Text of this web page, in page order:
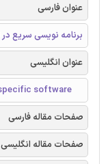
عنوان فارسی
برنامه نويسی سريع
عنوان انگلیسی
software
صفحات مقاله فارسی
صفحات مقاله انگلیسی